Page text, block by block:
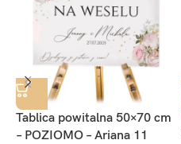
Tablica powitalna 50×70 cm
– POZIOMO – Ariana 11